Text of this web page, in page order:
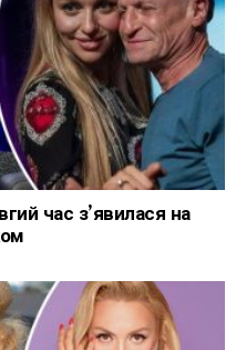
час з’явилася на